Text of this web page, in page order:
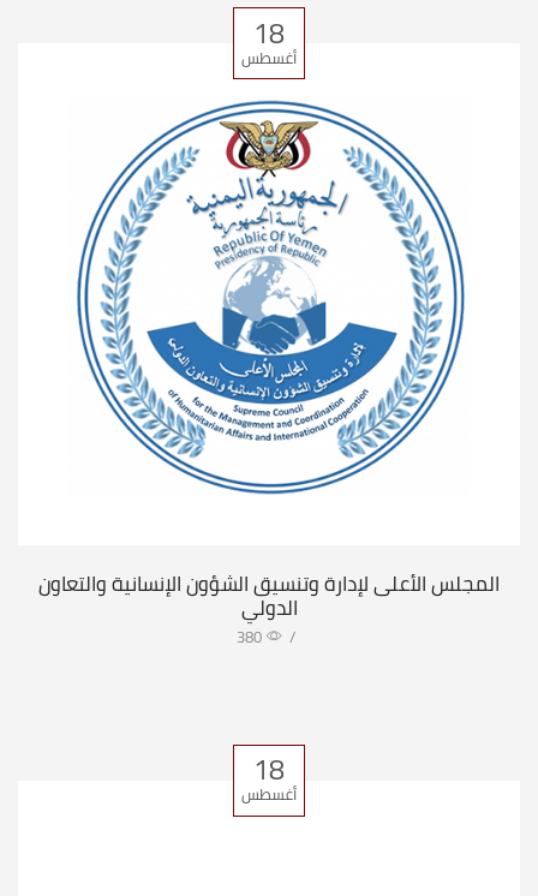
18
أغسطس
المجلس الأعلى لإدارة وتنسيق الشؤون الإنسانية والتعاون
الدولي
/
380
18
أغسطس